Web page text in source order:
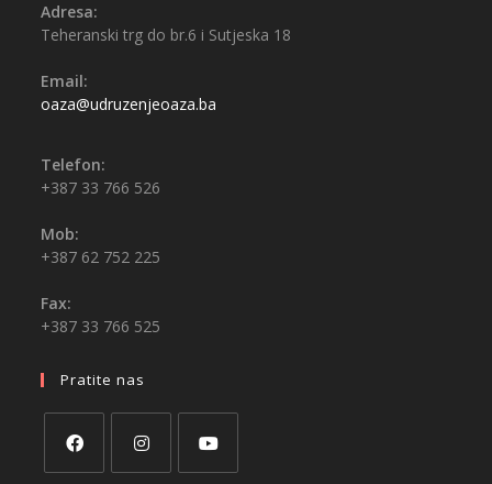
Adresa:
Teheranski trg do br.6 i Sutjeska 18
Email:
oaza@udruzenjeoaza.ba
Telefon:
+387 33 766 526
Mob:
+387 62 752 225
Fax:
+387 33 766 525
Pratite nas